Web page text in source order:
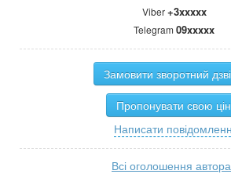
Viber+3xxxxx
Telegram 09xxxxx
Замовити зворотний
Пропонувати свою
Написати
Всі оголошення автора